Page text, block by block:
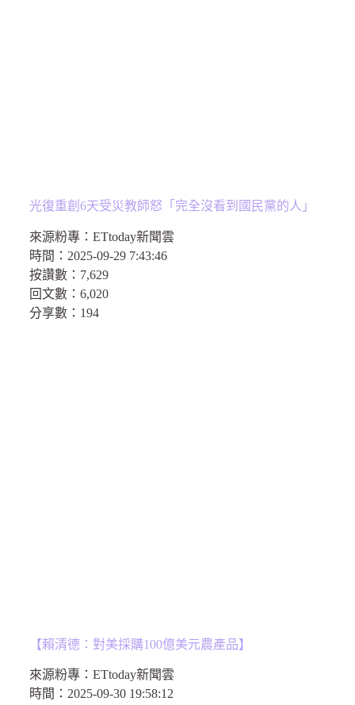
光復重創6天受災教師怒「完全沒看到國民黨的人」
來源粉專： ETtoday新聞雲
時間： 2025-09-29 7:43:46
按讚數： 7,629
回文數： 6,020
分享數： 194
【賴清德：對美採購100億美元農產品】
來源粉專： ETtoday新聞雲
時間： 2025-09-30 19:58:12